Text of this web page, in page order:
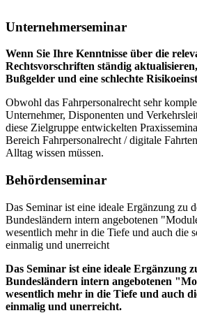
Unternehmerseminar
Wenn Sie Ihre Kenntnisse über die
Rechtsvorschriften ständig
Bußgelder und eine schlechte
Obwohl das Fahrpersonalrecht sehr
Unternehmer, Disponenten und
diese Zielgruppe entwickelten
Bereich Fahrpersonalrecht / digitale
Alltag wissen müssen.
Behördenseminar
Das Seminar ist eine ideale Ergänzung zu
Bundesländern intern angebotenen
wesentlich mehr in die Tiefe und auch die
einmalig und unerreicht
Das Seminar ist eine ideale Ergänzung
Bundesländern intern angebotenen
wesentlich mehr in die Tiefe und auch
einmalig und unerreicht.